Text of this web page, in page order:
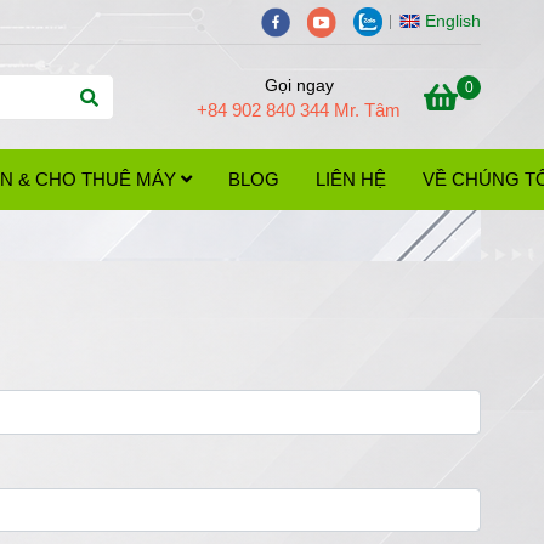
English
Gọi ngay
+84 902 840 344 Mr. Tâm
0
& CHO THUÊ MÁY BLOG LIÊN HỆ VỀ CHÚNG